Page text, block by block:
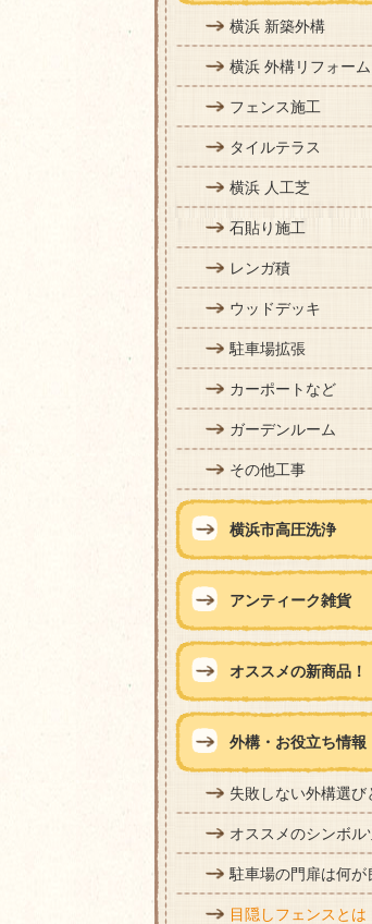
横浜 新築外構
横浜 外構リフォーム
フェンス施工
タイルテラス
横浜 人工芝
石貼り施工
レンガ積
ウッドデッキ
駐車場拡張
カーポートなど
ガーデンルーム
その他工事
横浜市高圧洗浄
アンティーク雑貨
オススメの新商品！
外構・お役立ち情報
失敗しない外構選び
オススメのシンボル
駐車場の門扉は何が
目隠しフェンスとは